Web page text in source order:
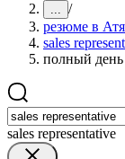
... /
резюме в
sales
полный день
sales representative